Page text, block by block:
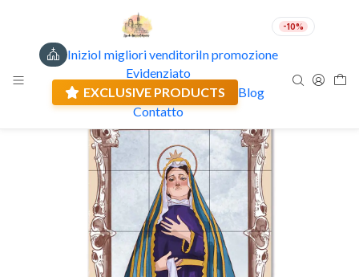
-10%
InizioI migliori venditoriIn promozione
Evidenziato
EXCLUSIVE PRODUCTS
Blog
Contatto
EUR
🇵🇹 PRODOTTO IN PORTOGALLO